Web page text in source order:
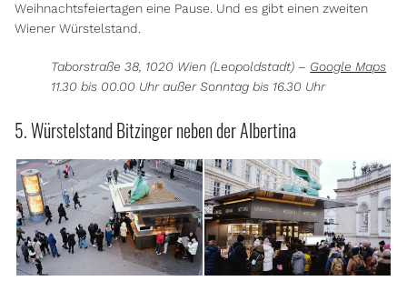
Weihnachtsfeiertagen eine Pause. Und es gibt einen zweiten
Wiener Würstelstand.
Taborstraße 38, 1020 Wien (Leopoldstadt) – Google Maps
11.30 bis 00.00 Uhr außer Sonntag bis 16.30 Uhr
5. Würstelstand Bitzinger neben der Albertina